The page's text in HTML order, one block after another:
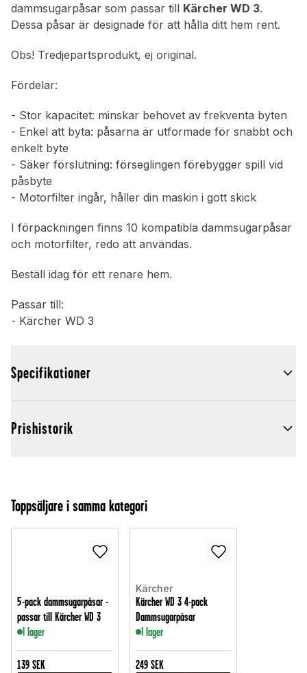
dammsugarpåsar som passar till Kärcher WD 3.
Dessa påsar är designade för att hålla ditt hem rent.
Obs! Tredjepartsprodukt, ej original.
Fördelar:
- Stor kapacitet: minskar behovet av frekventa byten
- Enkel att byta: påsarna är utformade för snabbt och
enkelt byte
- Säker förslutning: förseglingen förebygger spill vid
påsbyte
- Motorfilter ingår, håller din maskin i gott skick
I förpackningen finns 10 kompatibla dammsugarpåsar
och motorfilter, redo att användas.
Beställ idag för ett renare hem.
Passar till:
- Kärcher WD 3
Specifikationer
Prishistorik
Toppsäljare i samma kategori
5-pack dammsugarpåsar -
passar till Kärcher WD 3
I lager
139 SEK
Kärcher
Kärcher WD 3 4-pack
Dammsugarpåsar
I lager
249 SEK